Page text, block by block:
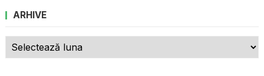
ARHIVE
Arhive